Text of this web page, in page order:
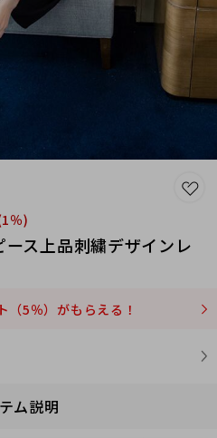
％)
ス上品刺繍デザインレ
（5％）がもらえる！
ム説明